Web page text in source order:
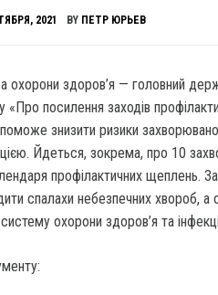
2021 BY ПЕТР ЮРЬЕВ
охорони здоров’я — головний
«Про посилення заходів
знизити ризики
Йдеться, зокрема, про 10
профілактичних щеплень.
спалахи небезпечних хвороб,
охорони здоров’я та